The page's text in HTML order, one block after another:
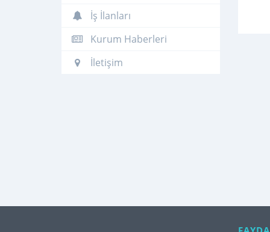
İş İlanları
Kurum Haberleri
İletişim